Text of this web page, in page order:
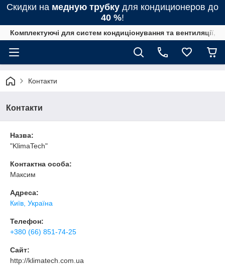
Скидки на медную трубку для кондиционеров до
40 %!
Комплектуючі для систем кондиціонування та вентиляції,
Контакти
Контакти
Назва:
"KlimaTech"
Контактна особа:
Максим
Адреса:
Київ, Україна
Телефон:
+380 (66) 851-74-25
Сайт:
http://klimatech.com.ua